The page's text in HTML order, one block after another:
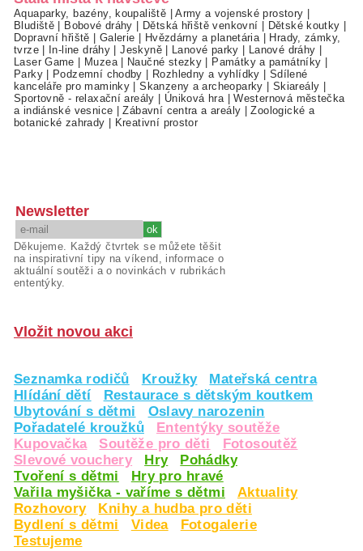
Aquaparky, bazény, koupaliště |Army a vojenské prostory
Bludiště
Bobové dráhy Dětská hřiště venkovní Dětské koutky
Dopravní hřiště
Galerie Hvězdárny a planetária|
Hrady, zámky,
tvrze| In-line dráhy |Jeskyně| Lanové parky Lanové dráhy
Laser Game
Muzea| Naučné stezky Památky a památníky
Parky| Podzemní chodby Rozhledny a vyhlídky
Sdílené
kanceláře pro maminky |Skanzeny a archeoparky Skiareály
Sportovně - relaxační areály
Úniková hra|Westernová městečka
a indiánské vesnice |Zábavní centra a areály |Zoologické a
botanické zahrady
Kreativní prostor
Newsletter
Děkujeme. Každý čtvrtek se můžete těšit
na inspirativní tipy na víkend, informace o
aktuální soutěži a o novinkách v rubrikách
ententýky.
Vložit novou akci
Seznamka rodičů Kroužky
Mateřská centra
Hlídání dětí
Restaurace s dětským koutkem
Ubytování s dětmi
Oslavy narozenin
Pořadatelé kroužků
Ententýky soutěže
Kupovačka
Soutěže pro děti
Fotosoutěž
Slevové vouchery
Hry
Pohádky
Tvoření s dětmi
Hry pro hravé
Vařila myšička - vaříme s dětmi
Aktuality
Rozhovory
Knihy a hudba pro děti
Bydlení s dětmi
Videa
Fotogalerie
Testujeme